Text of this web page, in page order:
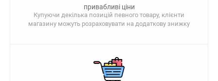
привабливі ціни
Купуючи декілька позицій певного товару, клієнти
магазину можуть розраховувати на додаткову знижку